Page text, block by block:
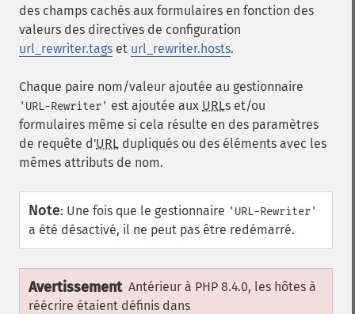
des champs cachés aux formulaires en fonction des
valeurs des directives de configuration
url_rewriter.tags et url_rewriter.hosts.
Chaque paire nom/valeur ajoutée au gestionnaire
'URL-Rewriter' est ajoutée aux URLs et/ou
formulaires même si cela résulte en des paramètres
de requête d'URL dupliqués ou des éléments avec les
mêmes attributs de nom.
Note: Une fois que le gestionnaire 'URL-Rewriter'
a été désactivé, il ne peut pas être redémarré.
Avertissement Antérieur à PHP 8.4.0, les hôtes à
réécrire étaient définis dans